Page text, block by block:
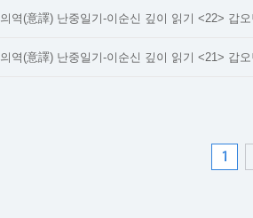
의역(意譯) 난중일기-이순신 깊이 읽기 <22> 갑
의역(意譯) 난중일기-이순신 깊이 읽기 <21> 갑
1